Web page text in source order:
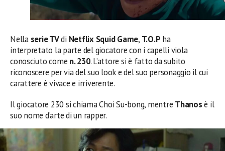
Nella serie TVdi Netflix Squid Game, T.O.P ha
interpretato la parte del giocatore con i capelli viola
conosciuto come n. 230. L’attore si è fatto da subito
riconoscere per via del suo look e del suo personaggio il cui
carattere è vivace e irriverente.
Il giocatore 230 si chiama Choi Su-bong, mentre Thanosè il
suo nome d’arte di un rapper.